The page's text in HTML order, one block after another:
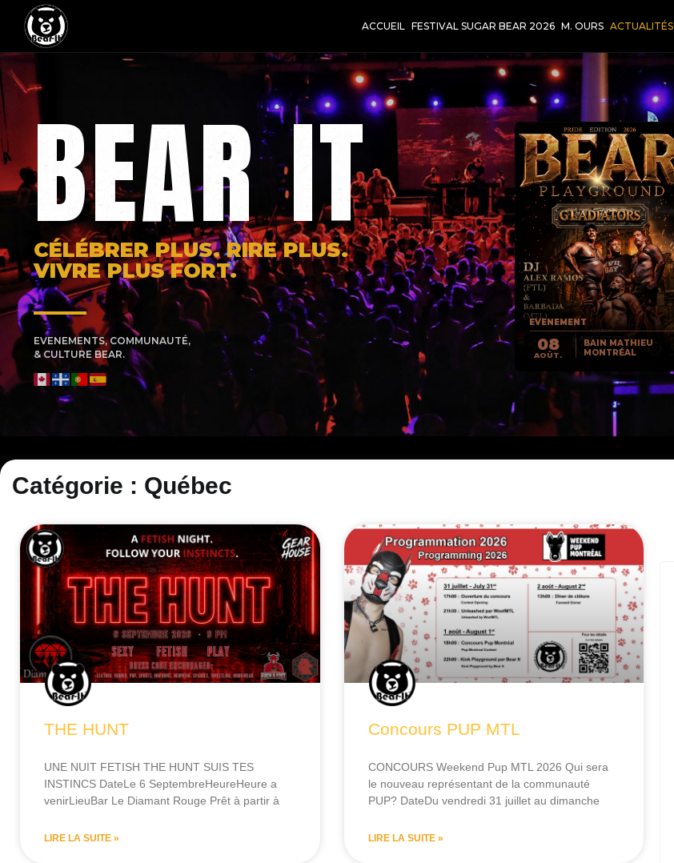
ACCUEIL FESTIVAL SUGAR BEAR 2026 M. OURS ACTUALITÉS
BEAR IT
CÉLÉBRER PLUS. RIRE PLUS.
VIVRE PLUS FORT.
EVENEMENTS, COMMUNAUTÉ,
& CULTURE BEAR.
EVENEMENT
08
AOÛT.
BAIN MATHIEU
MONTRÉAL
Catégorie : Québec
THE HUNT
UNE NUIT FETISH THE HUNT SUIS TES
INSTINCS DateLe 6 SeptembreHeureHeure a
venirLieuBar Le Diamant Rouge Prêt à partir à
LIRE LA SUITE »
Concours PUP MTL
CONCOURS Weekend Pup MTL 2026 Qui sera
le nouveau représentant de la communauté
PUP? DateDu vendredi 31 juillet au dimanche
LIRE LA SUITE »